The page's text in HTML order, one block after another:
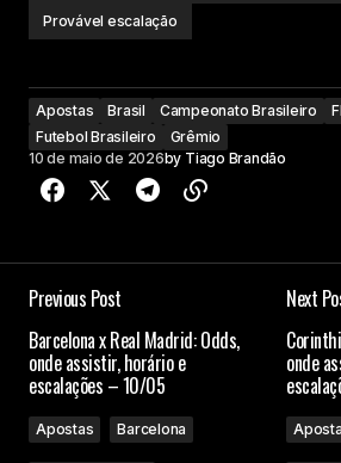
Provável escalação
Apostas Brasil Campeonato Brasileiro
Futebol Brasileiro
Grêmio
10 de maio de 2026by Tiago Brandão
Previous Post
Barcelona x Real Madrid: Odds,
onde assistir, horário e
escalações – 10/05
Apostas Barcelona
Next
onde